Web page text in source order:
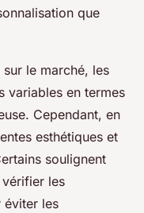
que
sur le marché, les
variables en termes
Cependant, en
esthétiques et
soulignent
vérifier les
éviter les